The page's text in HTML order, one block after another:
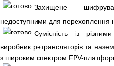
Захищене
недоступними для перехоплення
Сумісність із
виробник ретрансляторів та
з широким спектром FPV-